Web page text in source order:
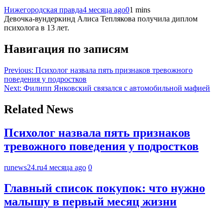
Нижегородская правда4 месяца ago01 mins
Девочка-вундеркинд Алиса Теплякова получила диплом
психолога в 13 лет.
Навигация по записям
Previous: Психолог назвала пять признаков тревожного
поведения у подростков
Next: Филипп Янковский связался с автомобильной мафией
Related News
Психолог назвала пять признаков
тревожного поведения у подростков
runews24.ru4 месяца ago 0
Главный список покупок: что нужно
малышу в первый месяц жизни